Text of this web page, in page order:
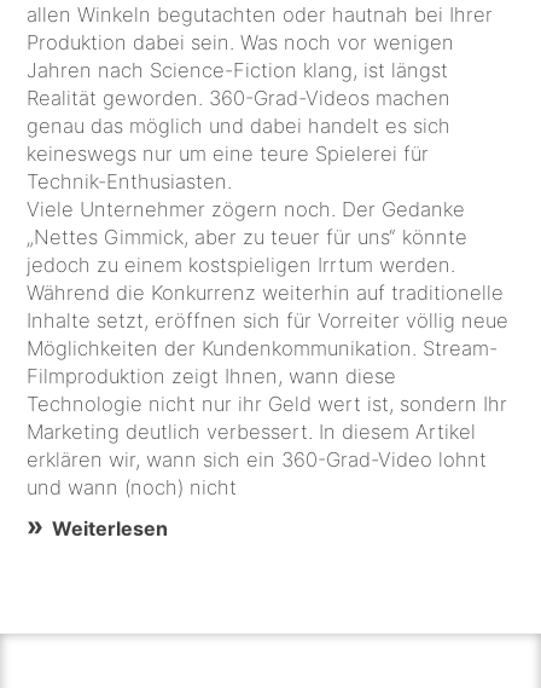
allen Winkeln begutachten oder hautnah bei Ihrer
Produktion dabei sein. Was noch vor wenigen
Jahren nach Science-Fiction klang, ist längst
Realität geworden. 360-Grad-Videos machen
genau das möglich und dabei handelt es sich
keineswegs nur um eine teure Spielerei für
Technik-Enthusiasten.
Viele Unternehmer zögern noch. Der Gedanke
„Nettes Gimmick, aber zu teuer für uns“ könnte
jedoch zu einem kostspieligen Irrtum werden.
Während die Konkurrenz weiterhin auf traditionelle
Inhalte setzt, eröffnen sich für Vorreiter völlig neue
Möglichkeiten der Kundenkommunikation. Stream-
Filmproduktion zeigt Ihnen, wann diese
Technologie nicht nur ihr Geld wert ist, sondern Ihr
Marketing deutlich verbessert. In diesem Artikel
erklären wir, wann sich ein 360-Grad-Video lohnt
und wann (noch) nicht
Weiterlesen